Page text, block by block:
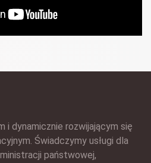
i dynamicznie rozwijającym się
Świadczymy usługi dla
państwowej,